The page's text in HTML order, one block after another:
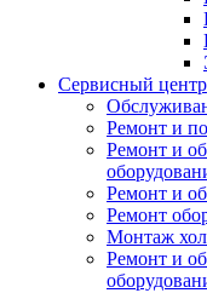
Сервисный центр
Ремонт и
Ремонт и
Ремонт и
Ремонт
Монтаж
Ремонт и